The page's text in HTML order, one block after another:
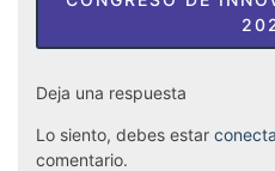
Deja una respuesta
Lo siento, debes estar
comentario.